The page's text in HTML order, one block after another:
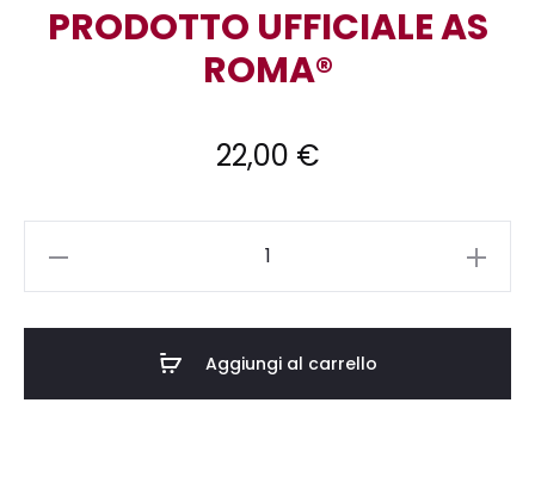
PRODOTTO UFFICIALE AS
ROMA®
22,00 €
Aggiungi al carrello